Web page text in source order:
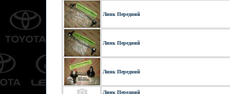
Линк Передний
Линк Передний
Линк Передний
Линк Передний